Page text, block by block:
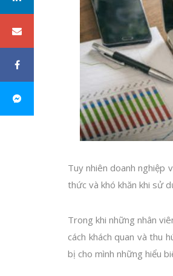
Tuy nhiên doanh nghiệp
thức và khó khăn khi sử
Trong khi những nhân
cách khách quan và thu
bị cho mình những hiểu